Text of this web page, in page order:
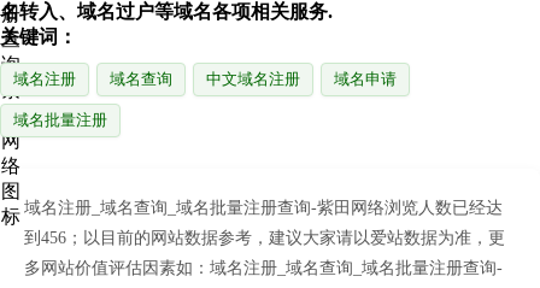
名转入、域名过户等域名各项相关服务.
关键词：
域名注册 域名查询 中文域名注册 域名申请
域名批量注册
域名注册_域名查询_域名批量注册查询-紫田网络浏览人数已经达
到456；以目前的网站数据参考，建议大家请以爱站数据为准，更
多网站价值评估因素如：域名注册_域名查询_域名批量注册查询-